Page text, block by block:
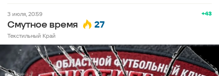
+43
3 июля, 20:59
Смутное время 27
Текстильный Край